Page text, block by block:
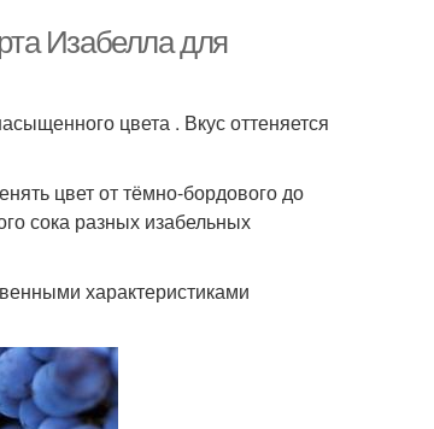
Изабелла для
цвета . Вкус оттеняется
цвет от тёмно-бордового до
сока разных изабельных
характеристиками